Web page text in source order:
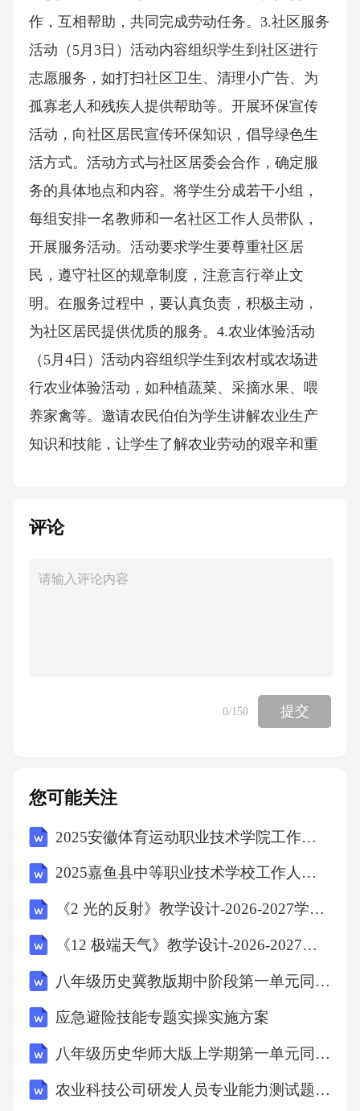
作，互相帮助，共同完成劳动任务。3.社区服务
活动（5月3日）活动内容组织学生到社区进行
志愿服务，如打扫社区卫生、清理小广告、为
孤寡老人和残疾人提供帮助等。开展环保宣传
活动，向社区居民宣传环保知识，倡导绿色生
活方式。活动方式与社区居委会合作，确定服
务的具体地点和内容。将学生分成若干小组，
每组安排一名教师和一名社区工作人员带队，
开展服务活动。活动要求学生要尊重社区居
民，遵守社区的规章制度，注意言行举止文
明。在服务过程中，要认真负责，积极主动，
为社区居民提供优质的服务。4.农业体验活动
（5月4日）活动内容组织学生到农村或农场进
行农业体验活动，如种植蔬菜、采摘水果、喂
养家禽等。邀请农民伯伯为学生讲解农业生产
知识和技能，让学生了解农业劳动的艰辛和重
点，由农场工作人员和教师共同组织学生开展
师的指挥，遵守活动纪律，注意安全。在体验
动节主题实践活动成果展示会，让学生通过图
片、视频、日记、手抄报等形式，展示自己在
等奖若干名。2.总结交流召开活动总结会，对本
次活动进行全面总结，肯定学生在活动中的表
现和取得的成绩，同时指出存在的问题和不
感受和体会，进一步激发学生热爱劳动的热
情。3.表彰奖励对在活动中表现突出的学生和班
级进行表彰和奖励，颁发荣誉证书和奖品。将
优秀学生的事迹和作品在校园宣传栏进行展
评估1.学生自评组织学生对自己在活动中的表现
进行自我评价，包括劳动态度、劳动技能、团
评论
0/150 提交
您可能关注
2025安徽体育运动职业技术学院工作人员招聘考试试题
2025嘉鱼县中等职业技术学校工作人员招聘考试试题
《2 光的反射》教学设计-2026-2027学年苏教版（新教材）小学科学五年级上册
《12 极端天气》教学设计-2026-2027学年苏教版（新教材）小学科学六年级上册
八年级历史冀教版期中阶段第一单元同步测试卷基础版A卷
应急避险技能专题实操实施方案
八年级历史华师大版上学期第一单元同步测试卷基础版A卷
农业科技公司研发人员专业能力测试题及答案